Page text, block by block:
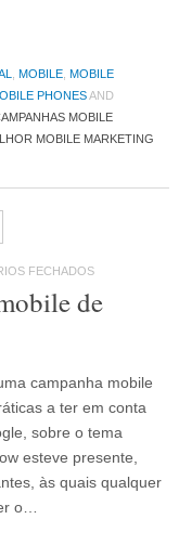
MOBILE, MOBILE
PHONESAND
MOBILE
MOBILE MARKETING
FECHADOS
de
campanha mobile
a ter em conta
sobre o tema
esteve presente,
às quais qualquer
o…